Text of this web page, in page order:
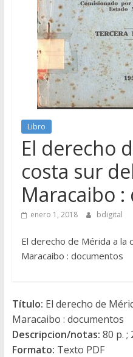
Libro
El derecho
costa sur
Maracaibo
enero 1, 2018 bdigital
El derecho de Mérida a la
Maracaibo : documentos
Título: El derecho de
Maracaibo : documentos
Descripcion/notas: 80 p. ;
Formato: Texto PDF